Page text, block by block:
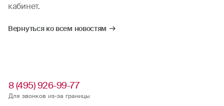
кабинет.
Вернуться ко всем новостям
8 (495) 926-99-77
Для звонков из-за границы